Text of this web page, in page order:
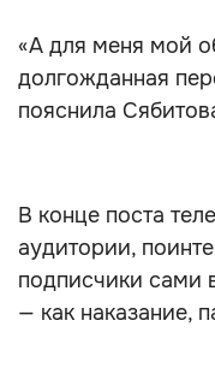
«А для меня мой
долгожданная
пояснила
В конце поста
аудитории,
подписчики сами
— как наказание,